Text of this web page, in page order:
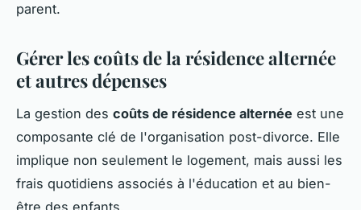
parent.
Gérer les coûts de la résidence alternée
et autres dépenses
La gestion des coûts de résidence alternée est une
composante clé de l'organisation post-divorce. Elle
implique non seulement le logement, mais aussi les
frais quotidiens associés à l'éducation et au bien-
être des enfants.